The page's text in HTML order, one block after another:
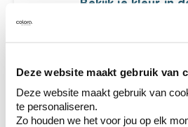
Deze website maakt gebruik van
Deze website maakt gebruik van
te personaliseren.
Zo houden we het voor jou op elk
Bekijk je kleur in
Ontdek er kleurechte
te verfijnen.
Krijg persoonlijk advies
combineren.